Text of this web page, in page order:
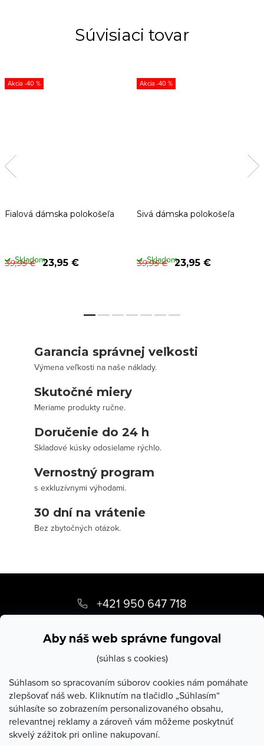
Aby náš web správne fungoval
(súhlas s cookies)
Súhlasom so spracovaním súborov cookies nám pomáhate
zlepšovať náš web. Kliknutím na tlačidlo „Súhlasím“
súhlasíte so zobrazením personalizovaného obsahu,
relevantnej reklamy a zároveň vám môžeme poskytnúť
skvelý zážitok pri online nakupovaní.
Súvisiaci tovar
-40 %
Fialová dámska polokošeľa
39,95 € 23,95 €
Skladom
-40 %
Sivá dámska polokošeľa
39,95 € 23,95 €
Skladom
Garancia správnej veľkosti
Výmena veľkosti na naše náklady.
Skutočné miery
Meriame produkty ručne.
Doručenie do 24 h
Skladové kúsky odosielame rýchlo.
Vernostný program
s exkluzívnymi výhodami.
30 dní na vrátenie
Bez zbytočných otázok.
p
+421 950 647 718
O Stevula